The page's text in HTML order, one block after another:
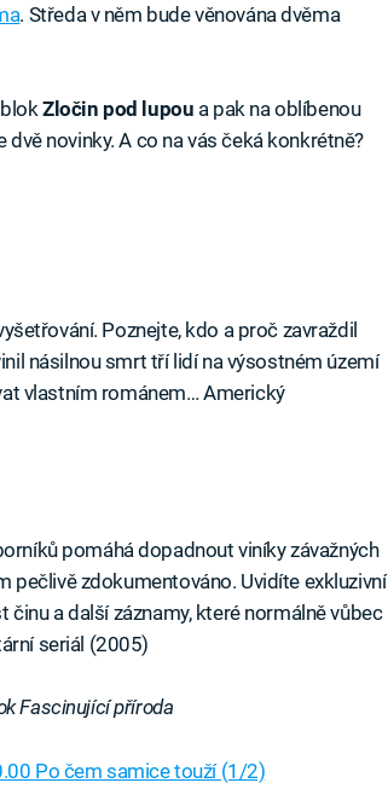
. Středa v něm bude věnována dvěma
blokZločin pod lupou a pak na oblíbenou
dvě novinky. A co na vás čeká konkrétně?
Poznejte, kdo a proč zavraždil
násilnou smrt tří lidí na výsostném území
vlastním románem… Americký
pomáhá dopadnout viníky závažných
pečlivě zdokumentováno. Uvidíte exkluzivní
a další záznamy, které normálně vůbec
seriál (2005)
Fascinující příroda
Po čem samice touží (1/2)